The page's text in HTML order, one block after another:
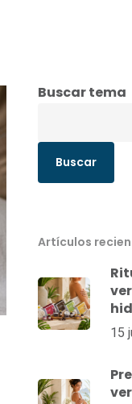
Buscar tema
Buscar
Artículos
15